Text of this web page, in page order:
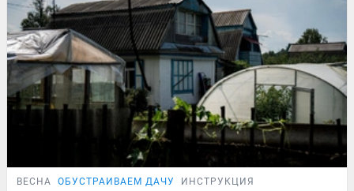
ВЕСНА ОБУСТРАИВАЕМ ДАЧУ ИНСТРУКЦИЯ